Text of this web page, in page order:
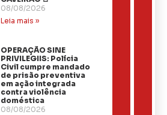
08/08/2026
Leia mais »
OPERAÇÃO SINE
PRIVILEGIIS: Polícia
Civil cumpre mandado
de prisão preventiva
em ação integrada
contra violência
doméstica
08/08/2026